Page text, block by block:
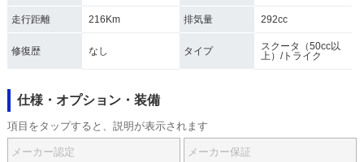
走行距離 216Km 排気量 292cc
修復歴 なし タイプ
スクータ（50cc以
上）/トライク
仕様・オプション・装備
項目をタップすると、説明が表示されます
メーカー認定 メーカー保証